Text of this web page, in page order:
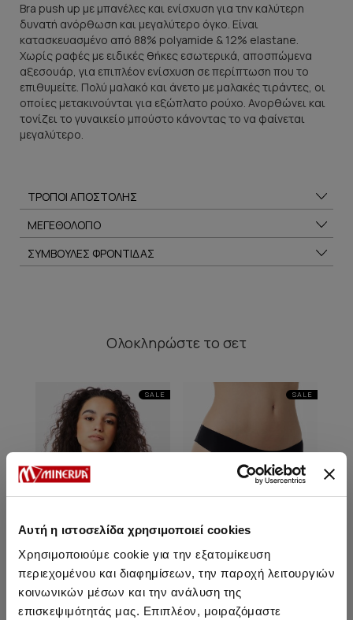
Αυτή η ιστοσελίδα χρησιμοποιεί cookies
Χρησιμοποιούμε cookie για την εξατομίκευση
περιεχομένου και διαφημίσεων, την παροχή λειτουργιών
κοινωνικών μέσων και την ανάλυση της
επισκεψιμότητάς μας. Επιπλέον, μοιραζόμαστε
Bra push up με μπανέλες και ενίσχυση για την καλύτερη
δυνατή ανόρθωση και μεγαλύτερο όγκο. Είναι
κατασκευασμένο από 88% polyamide & 12% elastane.
Χωρίς ραφές με ειδικές θήκες εσωτερικά, αποσπώμενα
αξεσουάρ, για επιπλέον ενίσχυση σε περίπτωση που το
επιθυμείτε. Πολύ μαλακό και άνετο με μαλακές τιράντες, οι
οποίες μετακινούνται για εξώπλατο ρούχο. Ανορθώνει και
τονίζει το γυναικείο μπούστο κάνοντας το να φαίνεται
μεγαλύτερο.
ΤΡΟΠΟΙ ΑΠΟΣΤΟΛΗΣ
ΜΕΓΕΘΟΛΟΓΙΟ
ΣΥΜΒΟΥΛΕΣ ΦΡΟΝΤΙΔΑΣ
Ολοκληρώστε το σετ
SALE
Basic Bralette Top
SALE
Second Skin Γυναικείο